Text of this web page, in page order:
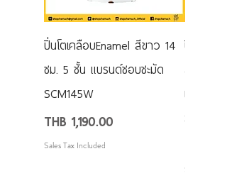
ปิ่นโตเคลือบEnamel สีขาว 14
ซม. 5 ชั้น แบรนด์ชอบชะมัด
SCM145W
Price
THB 1,190.00
Sales Tax Included
ปิ่นโตเคลื
สามเหลี่
แบรนด์ชอ
Sales Tax